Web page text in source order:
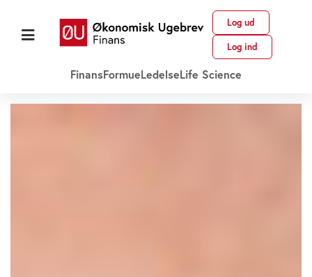
Log ud
Log ind
FinansFormueLedelseLife Science